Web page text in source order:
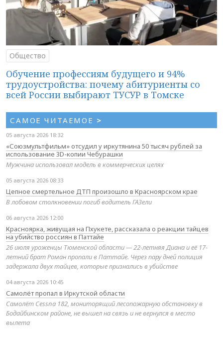
Общество
Обучение профессиям будущего и 94%
трудоустройства: почему абитуриенты со
всей России выбирают ТУСУР в Томске
САМОЕ ЧИТАЕМОЕ >
05 августа 2026 18:32
«Союзмультфильм» отсудил у иркутянина 50 тысяч рублей за
использование 3D-копии Чебурашки
Мужчина использовал модель в коммерческих целях
05 августа 2026 08:33
Цепное смертельное ДТП произошло в Красноярском крае
В лобовом столкновении погиб водитель ГАЗели
06 августа 2026 12:00
Красноярка, живущая на Пхукете, рассказала о реакции тайцев
на убийство россиян в Паттайе
26 июля уроженцы Тюменской области — 22-летняя Диана и её 17-
летний брат Роман пропали в Паттайе. Через пару дней полиция
задержала двух тайцев, которые признались в убийстве
04 августа 2026 10:45
Самолёт пропал в Иркутской области
Самолёт Cessna 182, мониторящий лесопожарную обстановку в
Бодайбинском районе, не вышел на связь и не вернулся в место
вылета